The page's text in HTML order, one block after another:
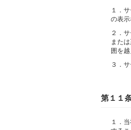
１．
の表
２．
また
囲を
３．
第１１
１．